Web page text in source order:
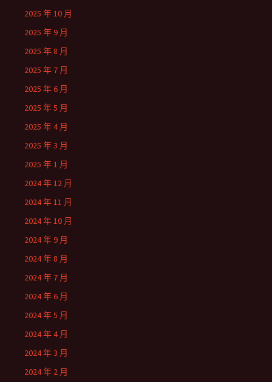
2025 年 10 月
2025 年 9 月
2025 年 8 月
2025 年 7 月
2025 年 6 月
2025 年 5 月
2025 年 4 月
2025 年 3 月
2025 年 1 月
2024 年 12 月
2024 年 11 月
2024 年 10 月
2024 年 9 月
2024 年 8 月
2024 年 7 月
2024 年 6 月
2024 年 5 月
2024 年 4 月
2024 年 3 月
2024 年 2 月